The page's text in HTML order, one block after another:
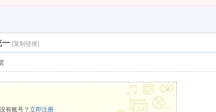
？
te一直心跳中断
备的属性？
上线/小腿
一 [复制链接]
有账号？ 立即注册
x